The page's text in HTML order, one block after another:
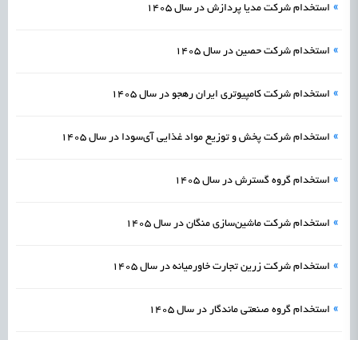
» استخدام شرکت مدیا پردازش در سال 1405
» استخدام شرکت حصین در سال 1405
» استخدام شرکت کامپیوتری ایران رهجو در سال 1405
» استخدام شرکت پخش و توزیع مواد غذایی آی‌سودا در سال 1405
» استخدام گروه گسترش در سال 1405
» استخدام شرکت ماشین‌سازی منگان در سال 1405
» استخدام شرکت زرین تجارت خاورمیانه در سال 1405
» استخدام گروه صنعتی ماندگار در سال 1405